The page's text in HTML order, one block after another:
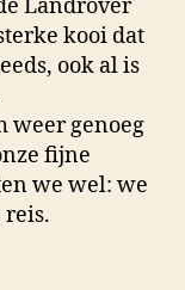
Landrover
kooi dat
ook al is
weer genoeg
fijne
we wel: we
reis.